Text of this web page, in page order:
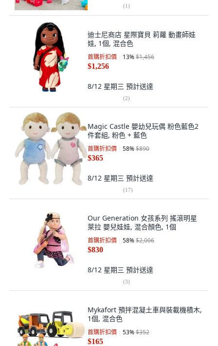
(1)
迪士尼商店 星際寶貝 莉蘿 動畫師娃
娃, 1個, 混合色
首購折扣價 13%$1,456
$1,256
8/12 星期三 預計送達
(2)
Magic Castle 嬰幼兒玩偶 粉色藍色2
件套組, 粉色 + 藍色
首購折扣價 58%$890
$365
8/12 星期三 預計送達
(17)
Our Generation 女孩系列 搖滾明星
萊拉 嬰兒娃娃, 混合顏色, 1個
首購折扣價 58%$2,006
$830
8/12 星期三 預計送達
(3)
Mykafort 預拌混凝土車與裝載機積木,
1個, 混合色
首購折扣價 53%$352
$165